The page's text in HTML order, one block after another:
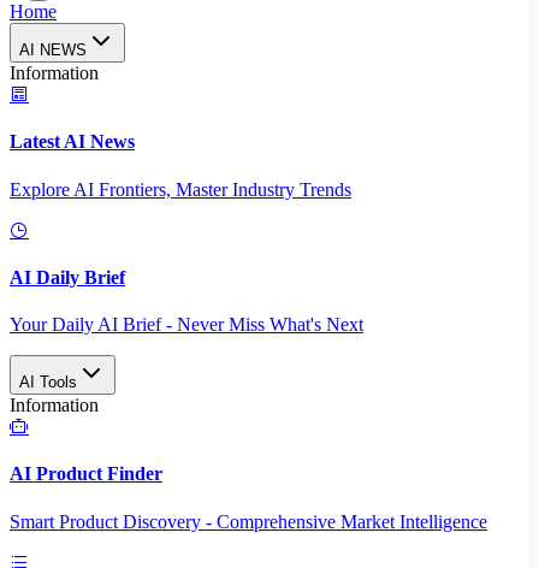
Home
AI NEWS
Information
Latest AI News
Explore AI Frontiers, Master Industry Trends
AI Daily Brief
Your Daily AI Brief - Never Miss What's Next
AI Tools
Information
AI Product Finder
Smart Product Discovery - Comprehensive Market Intelligence